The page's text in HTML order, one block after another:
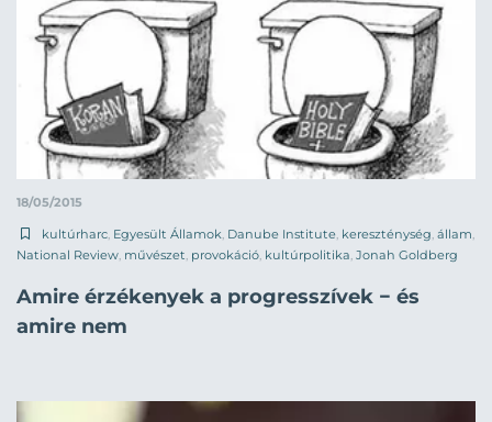
18/05/2015
kultúrharc Egyesült Államok Danube Institute kereszténység állam
National Review művészet provokáció kultúrpolitika Jonah Goldberg
Amire érzékenyek a progresszívek − és
amire nem